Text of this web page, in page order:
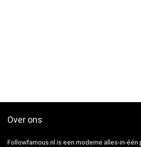
Over ons
Followfamous.nl is een moderne alles-in-één